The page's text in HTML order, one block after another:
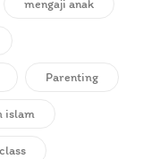
mengaji anak
Parenting
islam